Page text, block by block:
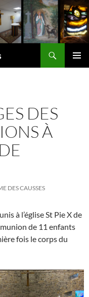
DES
À
DES CAUSSES
à l’église St Pie X de
de 11 enfants
fois le corps du